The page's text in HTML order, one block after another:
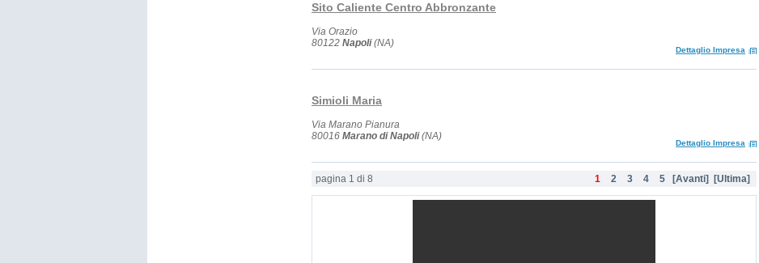
Sito Caliente Centro Abbronzante
Via Orazio
80122 Napoli(NA)
Dettaglio Impresa
Simioli Maria
Via Marano Pianura
80016 Marano di Napoli(NA)
Dettaglio Impresa
pagina 1 di 8 [Ultima]
[Avanti]
5
4
3
2
1